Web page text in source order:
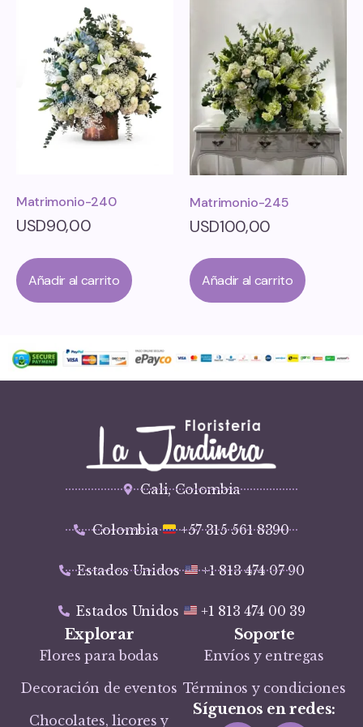
Matrimonio-240
USD90,00
Añadir al carrito
Matrimonio-245
USD100,00
Añadir al carrito
Cali, Colombia
Colombia +57 315 561 8390
Estados Unidos +1 813 474 07 90
Estados Unidos +1 813 474 00 39
Explorar
Flores para bodas
Decoración de eventos
Chocolates, licores y
Soporte
Envíos y entregas
Términos y condiciones
Síguenos en redes: